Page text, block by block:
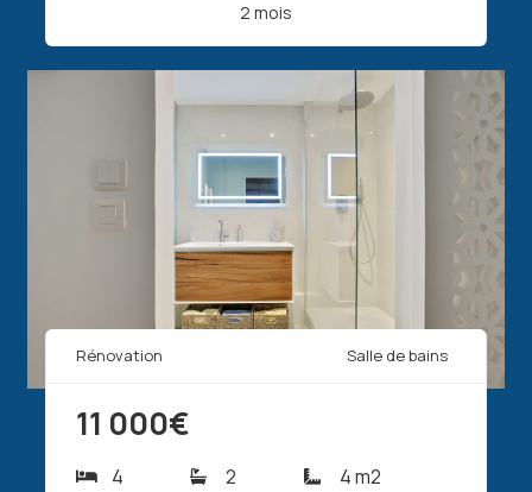
2 mois
Rénovation Salle de bains
11 000€
4 2 4 m2